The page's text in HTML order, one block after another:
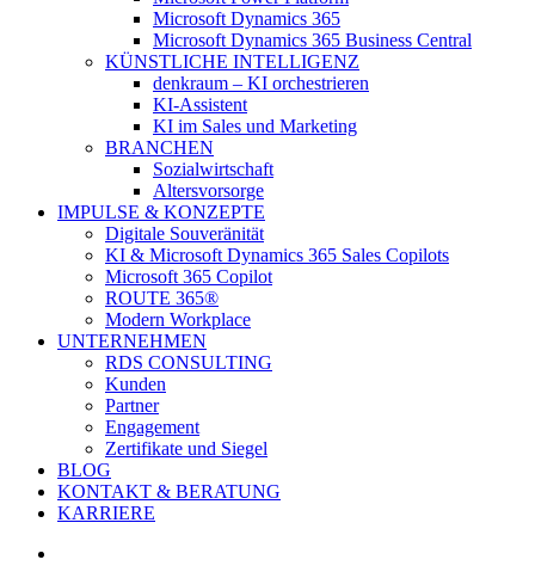
Microsoft Dynamics 365
Microsoft Dynamics 365 Business Central
KÜNSTLICHE INTELLIGENZ
denkraum – KI orchestrieren
KI-Assistent
KI im Sales und Marketing
BRANCHEN
Sozialwirtschaft
Altersvorsorge
IMPULSE & KONZEPTE
Digitale Souveränität
KI & Microsoft Dynamics 365 Sales Copilots
Microsoft 365 Copilot
ROUTE 365®
Modern Workplace
UNTERNEHMEN
RDS CONSULTING
Kunden
Partner
Engagement
Zertifikate und Siegel
BLOG
KONTAKT & BERATUNG
KARRIERE